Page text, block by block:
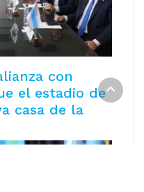
con
el estadio de
casa de la